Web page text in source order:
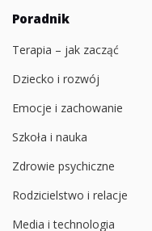
Poradnik
Terapia – jak zacząć
Dziecko i rozwój
Emocje i zachowanie
Szkoła i nauka
Zdrowie psychiczne
Rodzicielstwo i relacje
Media i technologia